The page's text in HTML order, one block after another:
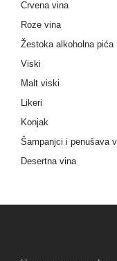
Crvena vina
Roze vina
Žestoka alkoholna pića
Viski
Malt viski
Likeri
Konjak
Šampanjci i penušava
Desertna vina